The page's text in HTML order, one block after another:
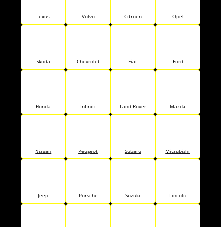
Lexus Volvo Citroen Opel
Skoda Chevrolet Fiat Ford
Honda Infiniti Land Rover Mazda
Nissan Peugeot Subaru Mitsubishi
Jeep Porsche Suzuki Lincoln